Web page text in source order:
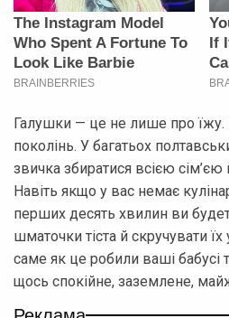
Галушки — це не лише про їжу.
поколінь. У багатьох
звичка збиратися всією
Навіть якщо у вас немає
перших десять хвилин ви
шматочки тіста й скручувати
саме як це робили ваші бабусі
щось спокійне, заземлене,